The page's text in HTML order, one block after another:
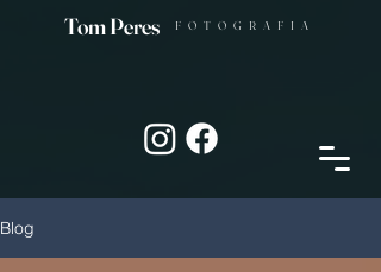
Tom Peres FOTOGRAFIA
Blog